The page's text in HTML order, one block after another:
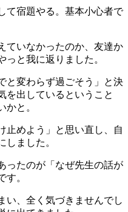
て宿題やる。基本小心者で
ていなかったのか、友達か
っと我に返りました。
と変わらず過ごそう」と決
を出しているということ
かと。
止めよう」と思い直し、自
しました。
ったのが「なぜ先生の話が
す。
い、全く気づきませんでし